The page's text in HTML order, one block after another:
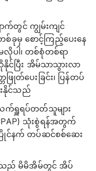
က်တွင် ကျွမ်းကျင်
စ်ခုမှ စောင့်ကြည့်ပေးနေ
လိုပါ၊ တစ်စုံတစ်ရာ
ပြီး အိမ်သာသွားလာ
ဖြုတ်ပေးခြင်း၊ ပြန်တပ်
နိုင်သည်
က်ရှူရပ်တတ်သူများ
သုံးစွဲရန်အတွက်
င်နက် တပ်ဆင်စစ်ဆေး
သည် မိမိအိမ်တွင် အိပ်